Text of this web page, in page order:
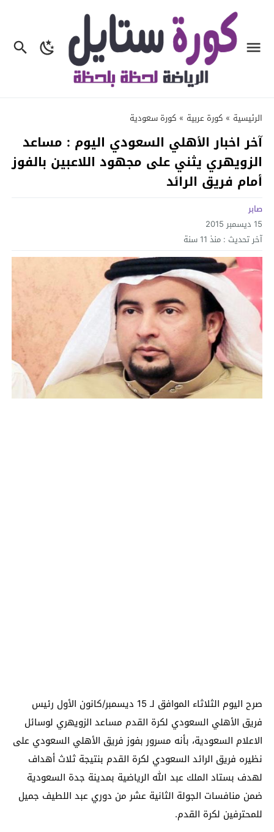
الرئيسية » كورة عربية » كورة سعودية
آخر اخبار الأهلي السعودي اليوم : مساعد
الزويهري يثني على مجهود اللاعبين بالفوز
أمام فريق الرائد
صابر
15 ديسمبر 2015
آخر تحديث : منذ 11 سنة
صرح اليوم الثلاثاء الموافق لـ 15 ديسمبر/كانون الأول رئيس
فريق الأهلي السعودي لكرة القدم مساعد الزويهري لوسائل
الاعلام السعودية، بأنه مسرور بفوز فريق الأهلي السعودي على
نظيره فريق الرائد السعودي لكرة القدم بنتيجة ثلاث أهداف
لهدف بستاد الملك عبد الله الرياضية بمدينة جدة السعودية
ضمن منافسات الجولة الثانية عشر من دوري عبد اللطيف جميل
للمحترفين لكرة القدم.